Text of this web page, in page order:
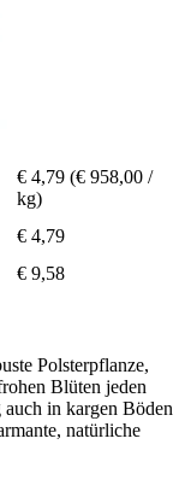
€ 4,79 (€ 958,00 /
kg)
€ 4,79
€ 9,58
Polsterpflanze,
Blüten jeden
auch in kargen Böden
natürliche